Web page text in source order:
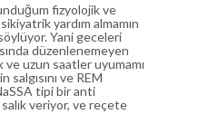
fizyolojik ve
yardım almamın
Yani geceleri
düzenlenemeyen
uzun saatler uyumamı
ve REM
tipi bir anti
veriyor, ve reçete